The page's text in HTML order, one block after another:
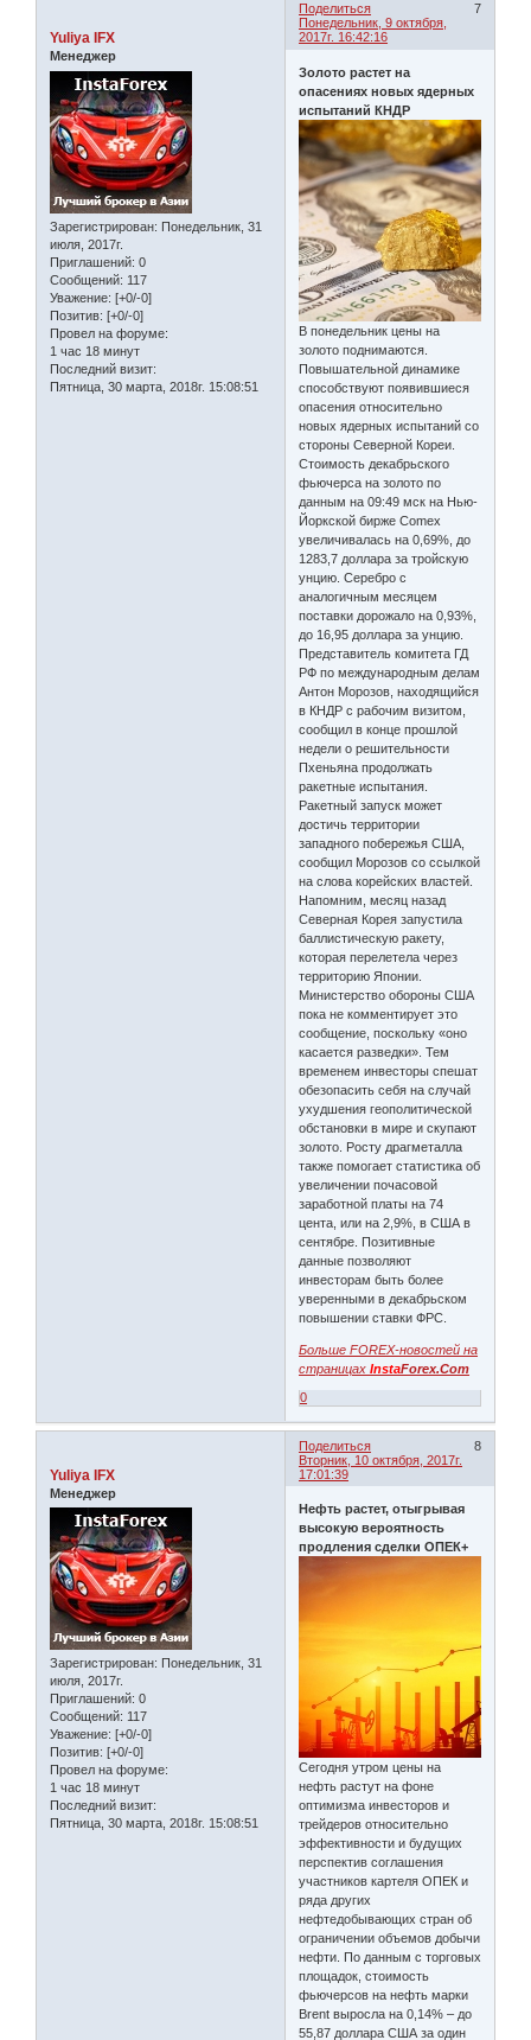
Поделиться
7
Понедельник, 9 октября,
2017г. 16:42:16
Yuliya IFX
Менеджер
Зарегистрирован: Понедельник, 31
июля, 2017г.
Приглашений: 0
Сообщений: 117
Уважение: [+0/-0]
Позитив: [+0/-0]
Провел на форуме:
1 час 18 минут
Последний визит:
Пятница, 30 марта, 2018г. 15:08:51
Золото растет на
опасениях новых ядерных
испытаний КНДР
В понедельник цены на
золото поднимаются.
Повышательной динамике
способствуют появившиеся
опасения относительно
новых ядерных испытаний со
стороны Северной Кореи.
Стоимость декабрьского
фьючерса на золото по
данным на 09:49 мск на Нью-
Йоркской бирже Comex
увеличивалась на 0,69%, до
1283,7 доллара за тройскую
унцию. Серебро с
аналогичным месяцем
поставки дорожало на 0,93%,
до 16,95 доллара за унцию.
Представитель комитета ГД
РФ по международным делам
Антон Морозов, находящийся
в КНДР с рабочим визитом,
сообщил в конце прошлой
недели о решительности
Пхеньяна продолжать
ракетные испытания.
Ракетный запуск может
достичь территории
западного побережья США,
сообщил Морозов со ссылкой
на слова корейских властей.
Напомним, месяц назад
Северная Корея запустила
баллистическую ракету,
которая перелетела через
территорию Японии.
Министерство обороны США
пока не комментирует это
сообщение, поскольку «оно
касается разведки». Тем
временем инвесторы спешат
обезопасить себя на случай
ухудшения геополитической
обстановки в мире и скупают
золото. Росту драгметалла
также помогает статистика об
увеличении почасовой
заработной платы на 74
цента, или на 2,9%, в США в
сентябре. Позитивные
данные позволяют
инвесторам быть более
уверенными в декабрьском
повышении ставки ФРС.
Больше FOREX-новостей на
страницахInstaForex.Com
0
Поделиться
8
Вторник, 10 октября, 2017г.
17:01:39
Yuliya IFX
Менеджер
Зарегистрирован: Понедельник, 31
июля, 2017г.
Приглашений: 0
Сообщений: 117
Уважение: [+0/-0]
Позитив: [+0/-0]
Провел на форуме:
1 час 18 минут
Последний визит:
Пятница, 30 марта, 2018г. 15:08:51
Нефть растет, отыгрывая
высокую вероятность
продления сделки ОПЕК+
Сегодня утром цены на
нефть растут на фоне
оптимизма инвесторов и
трейдеров относительно
эффективности и будущих
перспектив соглашения
участников картеля ОПЕК и
ряда других
нефтедобывающих стран об
ограничении объемов добычи
нефти. По данным с торговых
площадок, стоимость
фьючерсов на нефть марки
Brent выросла на 0,14% – до
55,87 доллара США за один